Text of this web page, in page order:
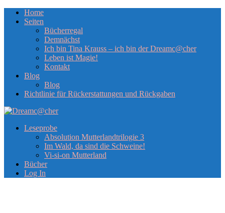
Home
Seiten
Bücherregal
Demnächst
Ich bin Tina Krauss – ich bin der Dreamc@cher
Leben ist Magie!
Kontakt
Blog
Blog
Richtlinie für Rückerstattungen und Rückgaben
Leseprobe
Absolution Mutterlandtrilogie 3
Im Wald, da sind die Schweine!
Vi-si-on Mutterland
Bücher
Log In